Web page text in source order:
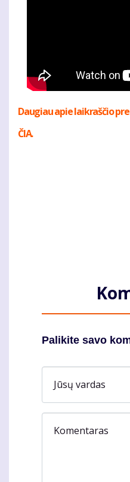
Daugiau apie laikraščio
ČIA.
Palikite savo
Jūsų vardas
Komentaras